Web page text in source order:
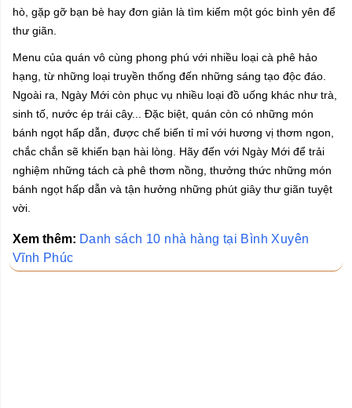
hò, gặp gỡ bạn bè hay đơn giản là tìm kiếm một góc bình yên để
thư giãn.
Menu của quán vô cùng phong phú với nhiều loại cà phê hảo
hạng, từ những loại truyền thống đến những sáng tạo độc đáo.
Ngoài ra, Ngày Mới còn phục vụ nhiều loại đồ uống khác như trà,
sinh tố, nước ép trái cây... Đặc biệt, quán còn có những món
bánh ngọt hấp dẫn, được chế biến tỉ mỉ với hương vị thơm ngon,
chắc chắn sẽ khiến bạn hài lòng. Hãy đến với Ngày Mới để trải
nghiệm những tách cà phê thơm nồng, thưởng thức những món
bánh ngọt hấp dẫn và tận hưởng những phút giây thư giãn tuyệt
vời.
Xem thêm: Danh sách 10 nhà hàng tại Bình Xuyên
Vĩnh Phúc